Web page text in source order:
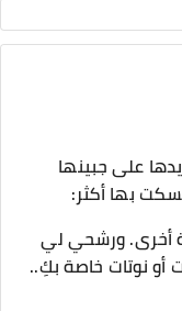
على جبينها
بها أكثر:
أخرى. ورشحي لي
أو نوتات خاصة بكِ..